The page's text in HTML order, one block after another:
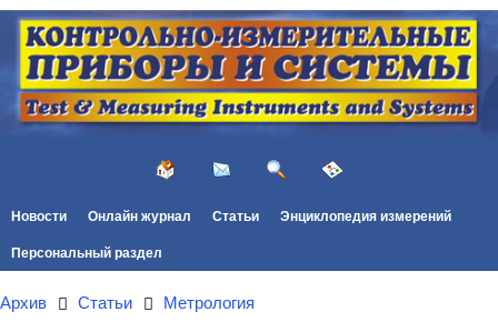
Новости Онлайн журнал Статьи Энциклопедия измерений
Персональный раздел
Архив Статьи
Метрология